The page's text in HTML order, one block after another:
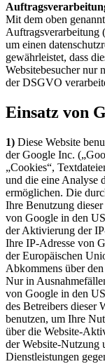
Mit dem oben
Auftragsverarbeitung
um einen
gewährleistet, dass
Websitebesucher nur
der DSGVO
Einsatz von
1) Diese Website
der Google Inc.
„Cookies“,
und die eine Analyse
ermöglichen. Die
Ihre Benutzung
von Google in den
der Aktivierung der
Ihre IP-Adresse von
der Europäischen
Abkommens über
Nur in
von Google in den
des Betreibers dieser
benutzen, um Ihre
über die Website-
der Website-Nutzung
Dienstleistungen